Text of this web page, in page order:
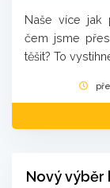
Naše více jak
čem jsme
těšit? To
Nový výběr